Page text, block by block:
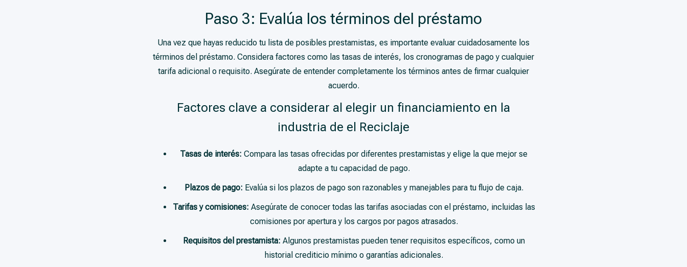
Paso 3: Evalúa los términos del préstamo
Una vez que hayas reducido tu lista de posibles prestamistas, es importante evaluar cuidadosamente los
términos del préstamo. Considera factores como las tasas de interés, los cronogramas de pago y cualquier
tarifa adicional o requisito. Asegúrate de entender completamente los términos antes de firmar cualquier
acuerdo.
Factores clave a considerar al elegir un financiamiento en la
industria de el Reciclaje
Tasas de interés: Compara las tasas ofrecidas por diferentes prestamistas y elige la que mejor se
adapte a tu capacidad de pago.
Plazos de pago: Evalúa si los plazos de pago son razonables y manejables para tu flujo de caja.
Tarifas y comisiones: Asegúrate de conocer todas las tarifas asociadas con el préstamo, incluidas las
comisiones por apertura y los cargos por pagos atrasados.
Requisitos del prestamista: Algunos prestamistas pueden tener requisitos específicos, como un
historial crediticio mínimo o garantías adicionales.